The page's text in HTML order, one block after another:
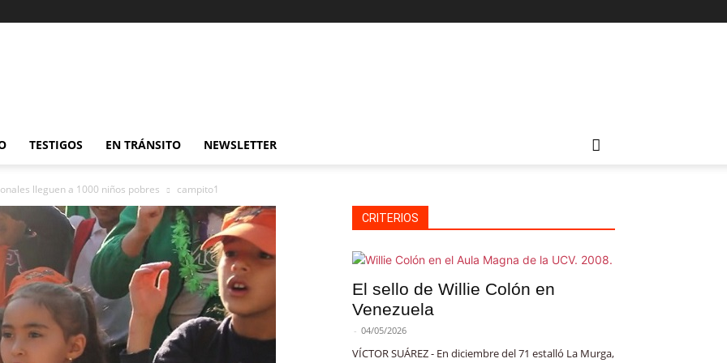
TESTIGOS EN TRÁNSITO NEWSLETTER
lleguen a 1000 niños pobres campito1
CRITERIOS
El sello de Willie Colón en
Venezuela
- 04/05/2026
VÍCTOR SUÁREZ - En diciembre del 71 estalló La Murga,